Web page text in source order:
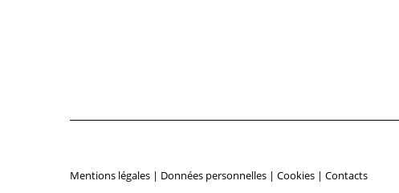
Mentions légales | Données personnelles | Cookies | Contacts